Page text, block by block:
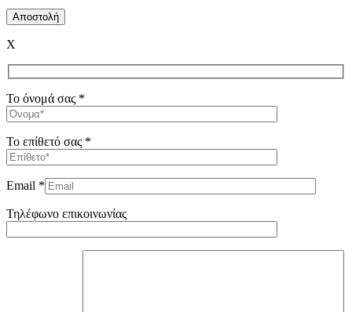
X
Το όνομά σας *
Το επίθετό σας *
Email *
Τηλέφωνο επικοινωνίας